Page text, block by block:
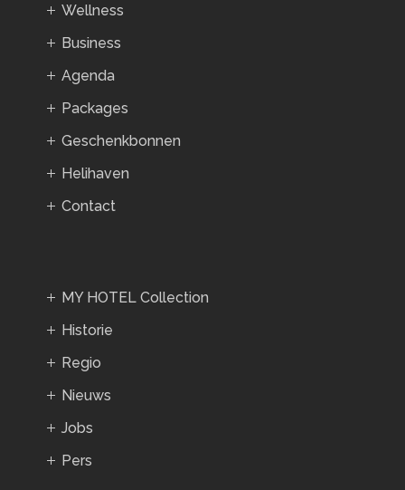
Wellness
Business
Agenda
Packages
Geschenkbonnen
Helihaven
Contact
MY HOTEL Collection
Historie
Regio
Nieuws
Jobs
Pers